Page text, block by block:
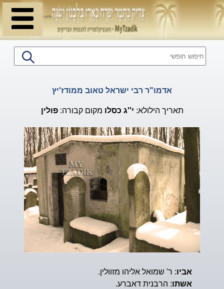
אדמו"ר רבי ישראל טאוב ממודז'יץ
תאריך הילולא: י''ג כסלו מקום קבורה:פולין
אביו: ר' שמואל אליהו מזוולין.
אשתו: הרבנית דאברע.